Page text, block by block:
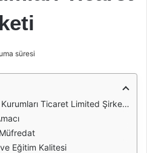
süresi
Limited Şirketi: Eğitimde Kalite ve Yenilik
Eğitim Kalitesi